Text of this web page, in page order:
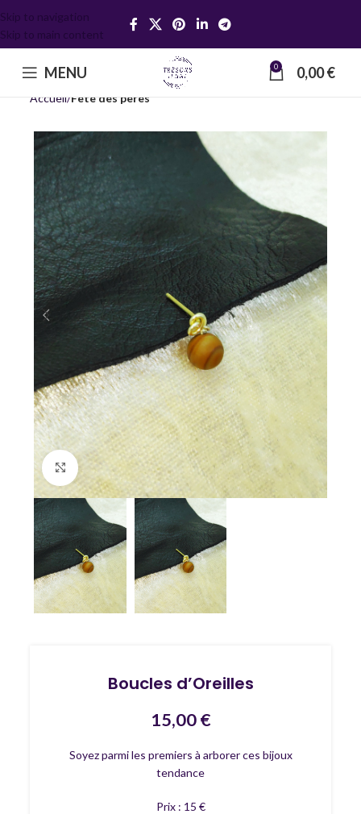
Skip to navigation
Skip to main content
MENU 0 0,00€
Accueil Fête des pères
Agrandir
Boucles d’Oreilles
15,00€
Soyez parmi les premiers à arborer ces bijoux
tendance
Prix : 15 €